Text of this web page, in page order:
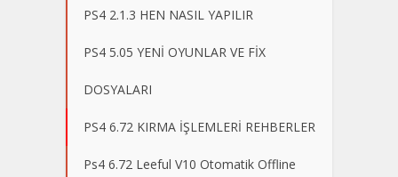
PS4 2.1.3 HEN NASIL YAPILIR
PS4 5.05 YENİ OYUNLAR VE FİX
DOSYALARI
PS4 6.72 KIRMA İŞLEMLERİ REHBERLER
Ps4 6.72 Leeful V10 Otomatik Offline